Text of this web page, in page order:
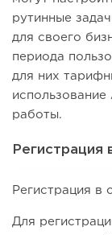
рутинные
для своего
периода
для них
работы.
Регистрация
Регистрация в
Для